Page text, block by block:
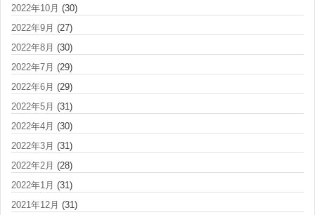
2022年10月 (30)
2022年9月 (27)
2022年8月 (30)
2022年7月 (29)
2022年6月 (29)
2022年5月 (31)
2022年4月 (30)
2022年3月 (31)
2022年2月 (28)
2022年1月 (31)
2021年12月 (31)